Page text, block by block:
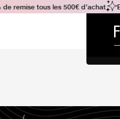
remise tous les 500€ d’achat